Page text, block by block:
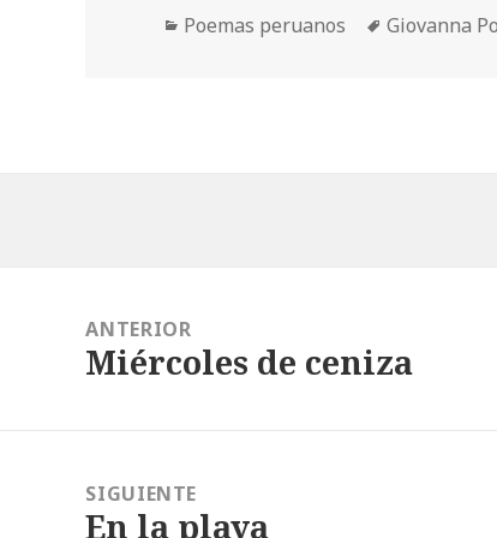
Categorías
Poemas peruanos Etiquetas
Giovanna
entradas
ANTERIOR
Entrada
Miércoles de ceniza
SIGUIENTE
Entrada
En la playa